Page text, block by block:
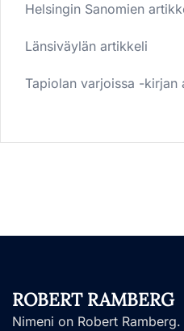
Helsingin Sanomien
Länsiväylän artikkeli
Tapiolan varjoissa -kirjan
ROBERT RAMBERG
Nimeni on Robert